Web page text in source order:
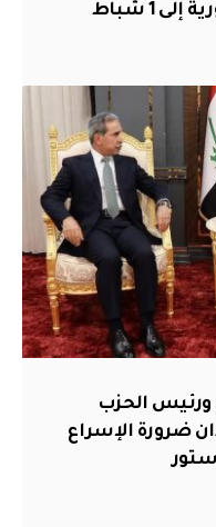
1 شباط
الحزب
ضرورة الإسراع